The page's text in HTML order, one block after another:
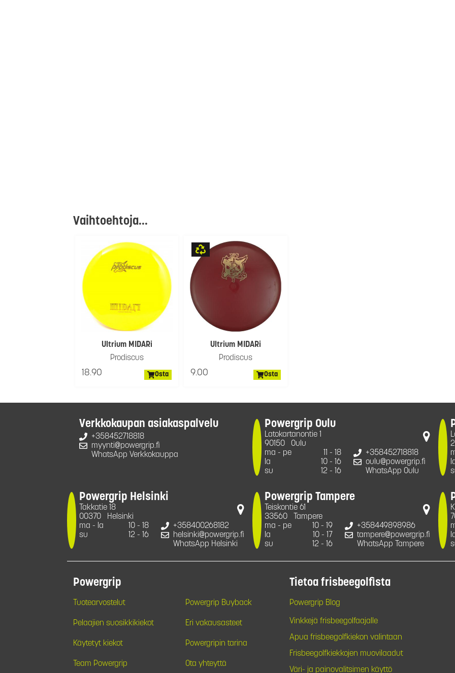
Vaihtoehtoja...
Ultrium MIDARi
Prodiscus
18.90 Osta
Ultrium MIDARi
Prodiscus
9.00 Osta
Verkkokaupan asiakaspalvelu
+358452718818
myynti@powergrip.fi
WhatsApp Verkkokauppa
Powergrip Oulu
Latokartanontie 1
90150
Oulu
ma - pe
11 - 18
la
10 - 16
su
12 - 16
+358452718818
oulu@powergrip.fi
WhatsApp Oulu
Powergrip Helsinki
Takkatie 18
00370
Helsinki
ma - la
10 - 18
su
12 - 16
+358400268182
helsinki@powergrip.fi
WhatsApp Helsinki
Powergrip Tampere
Teiskontie 61
33560
Tampere
ma - pe
10 - 19
la
10 - 17
su
12 - 16
+358449898986
tampere@powergrip.fi
WhatsApp Tampere
Powergrip
Tuotearvostelut Powergrip Buyback
Pelaajien suosikkikiekot Eri vakausasteet
Käytetyt kiekot Powergripin tarina
Team Powergrip Ota yhteyttä
Tietoa frisbeegolfista
Powergrip Blog
Vinkkejä frisbeegolfaajalle
Apua frisbeegolfkiekon valintaan
Frisbeegolfkiekkojen muovilaadut
Väri- ja painovalitsimen käyttö